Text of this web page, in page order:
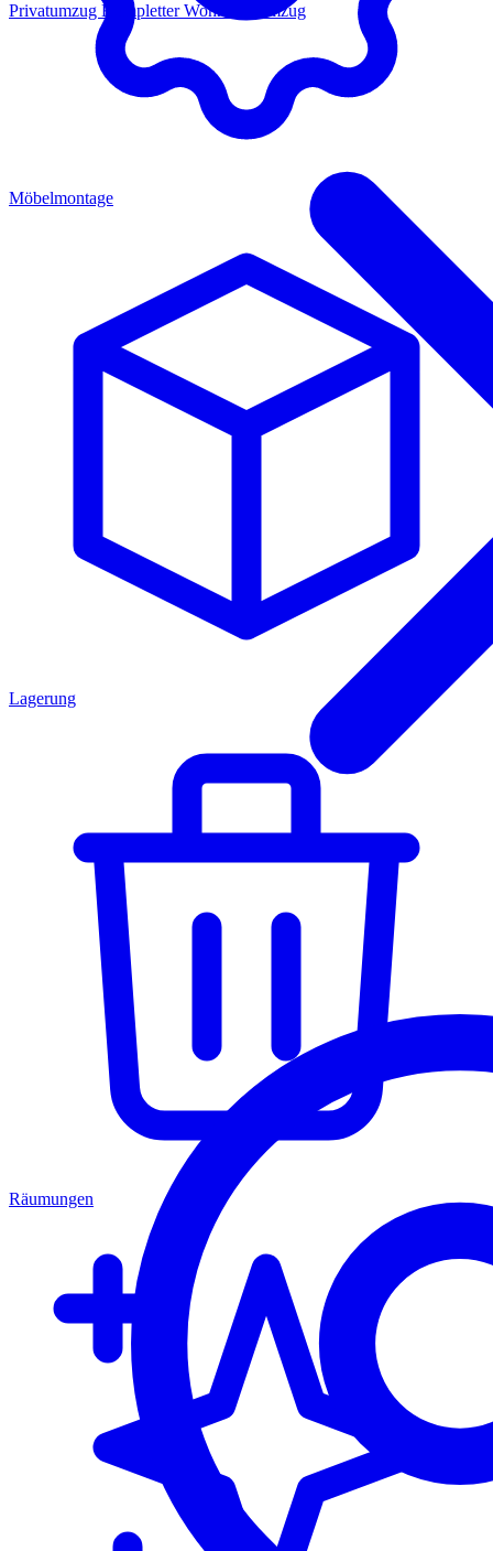
Privatumzug Kompletter Wohnungsumzug
Möbelmontage
Lagerung
Räumungen